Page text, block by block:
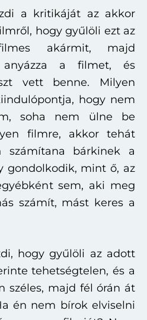
a kritikáját az akkor
hogy gyűlöli ezt az
akármit, majd
a filmet, és
vett benne. Milyen
hogy nem
soha nem ülne be
filmre, akkor tehát
számítana bárkinek a
gondolkodik, mint ő, az
sem, aki meg
számít, mást keres a
hogy gyűlöli az adott
tehetségtelen, és a
széles, majd fél órán át
én nem bírok elviselni